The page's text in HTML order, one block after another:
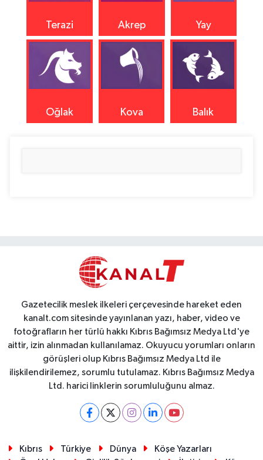
Terazi Akrep Yay
Oğlak Kova Balık
Gazetecilik meslek ilkeleri çerçevesinde hareket eden
kanalt.com sitesinde yayınlanan yazı, haber, video ve
fotoğrafların her türlü hakkı Kıbrıs Bağımsız Medya Ltd'ye
aittir, izin alınmadan kullanılamaz. Okuyucu yorumları onların
görüşleri olup Kıbrıs Bağımsız Medya Ltd ile
ilişkilendirilemez, sorumlu tutulamaz. Kıbrıs Bağımsız Medya
Ltd. harici linklerin sorumluluğunu almaz.
Kıbrıs Türkiye Dünya
Köşe Yazarları